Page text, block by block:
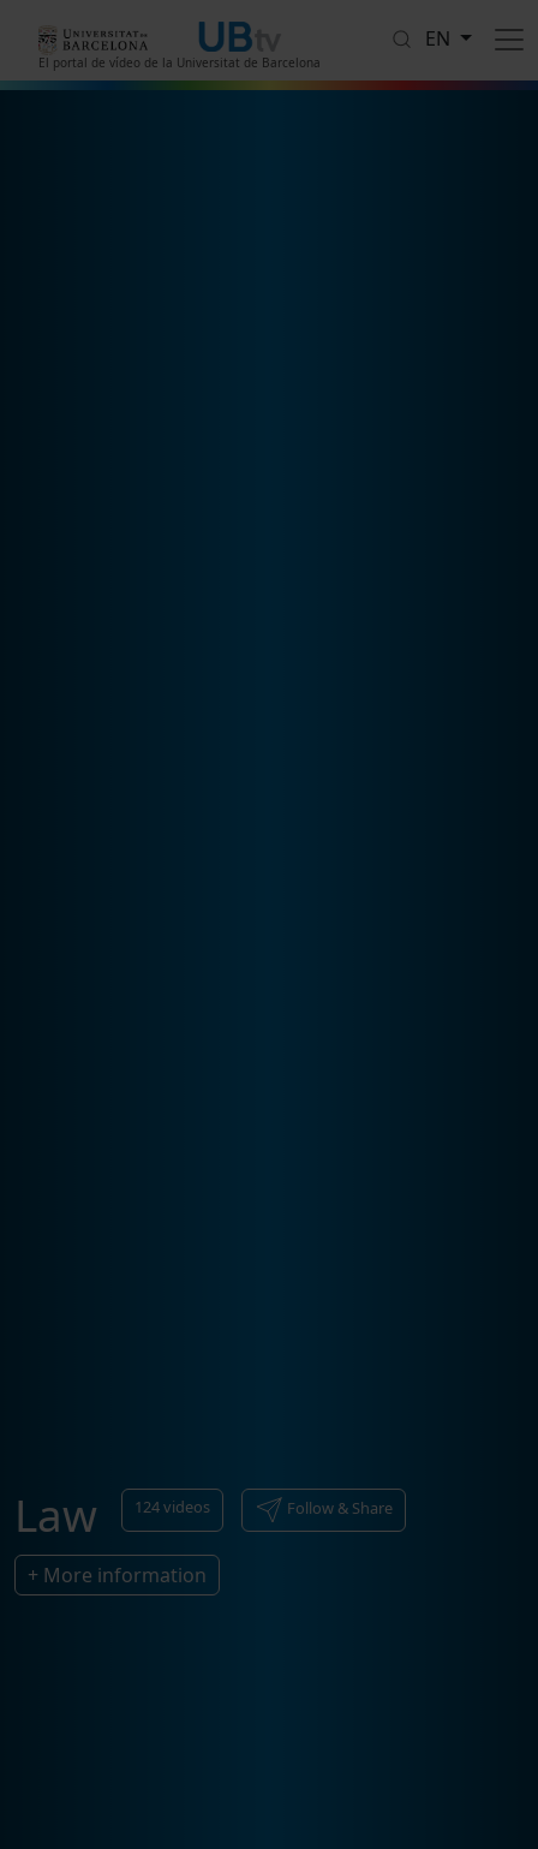
El portal de vídeo de la Universitat de Barcelona
EN
Law 124videos Follow & Share
+ More information